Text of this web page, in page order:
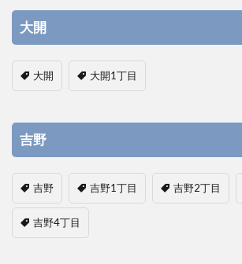
大開
大開 大開1丁目
吉野
吉野 吉野1丁目 吉野2丁目
吉野4丁目